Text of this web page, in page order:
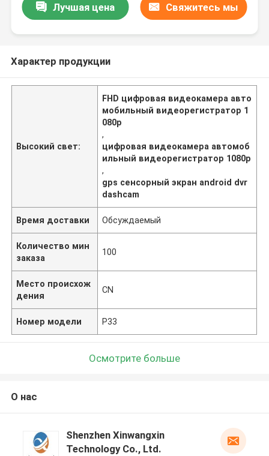
Лучшая цена Свяжитесь мы
Характер продукции
Высокий свет:
FHD цифровая видеокамера авто
мобильный видеорегистратор 1
080p
,
цифровая видеокамера автомоб
ильный видеорегистратор 1080p
,
gps сенсорный экран android dvr
dashcam
Время доставки Обсуждаемый
Количество мин
заказа
100
Место происхож
дения
CN
Номер модели Р33
Осмотрите больше
О нас
Shenzhen Xinwangxin
Technology Co., Ltd.